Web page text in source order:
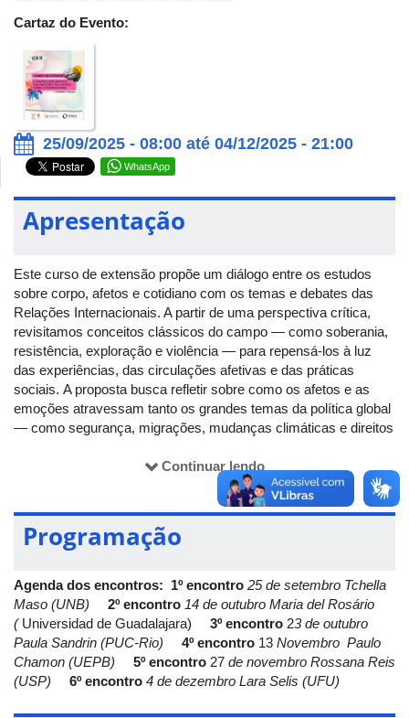
Cartaz do Evento:
25/09/2025 - 08:00 até 04/12/2025 - 21:00
WhatsApp
Apresentação
Este curso de extensão propõe um diálogo entre os estudos
sobre corpo, afetos e cotidiano com os temas e debates das
Relações Internacionais. A partir de uma perspectiva crítica,
revisitamos conceitos clássicos do campo — como soberania,
resistência, exploração e violência — para repensá-los à luz
das experiências, das circulações afetivas e das práticas
sociais. A proposta busca refletir sobre como os afetos e as
emoções atravessam tanto os grandes temas da política global
— como segurança, migrações, mudanças climáticas e direitos
sociais e as formas de vida que muitas vezes ficam à margem
das análises tradicionais. A proposta é criar um espaço aberto e
interdisciplinar, voltado a quem deseja refletir sobre o
Internacional e suas transformações contemporâneas.
Metodologia:Os encontros serão remotos e conduzidos por
docentes ou pesquisadores convidados. Cada sessão contará
com uma exposição inicial, seguida da discussão de textos
previamente indicados. Haverá espaço para debates e trocas
entre os participantes, com foco na construção de um ambiente
de aprendizagem participativo. O curso será 100% remoto.
Continuar lendo
Programação
Agenda dos encontros: 1º encontro 25 de setembro Tchella
Maso (UNB)
2º encontro 14 de outubro Maria del Rosário
(Universidad de Guadalajara) 3º encontro 23 de outubro
Paula Sandrin (PUC-Rio)
4º encontro 13 Novembro Paulo
Chamon (UEPB)
5º encontro 27 de novembro Rossana Reis
(USP)
6º encontro 4 de dezembro Lara Selis (UFU)